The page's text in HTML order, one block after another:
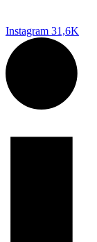
Instagram 31,6K